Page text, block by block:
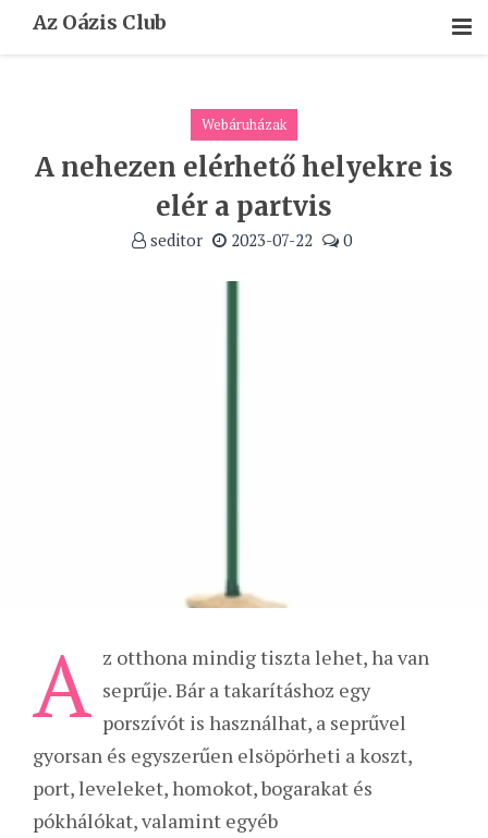
Az Oázis Club
Webáruházak
A nehezen elérhető helyekre is
elér a partvis
seditor 2023-07-22 0
A z otthona mindig tiszta lehet, ha van
seprűje. Bár a takarításhoz egy
porszívót is használhat, a seprűvel
gyorsan és egyszerűen elsöpörheti a koszt,
port, leveleket, homokot, bogarakat és
pókhálókat, valamint egyéb